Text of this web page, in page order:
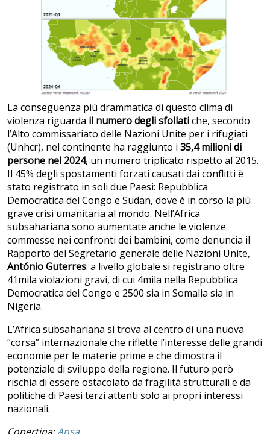
La conseguenza più drammatica di questo clima di
violenza riguarda il numero degli sfollatiche, secondo
l’Alto commissariato delle Nazioni Unite per i rifugiati
(Unhcr), nel continente ha raggiunto i 35,4 milioni di
persone nel 2024, un numero triplicato rispetto al 2015.
Il 45% degli spostamenti forzati causati dai conflitti è
stato registrato in soli due Paesi: Repubblica
Democratica del Congo e Sudan, dove è in corso la più
grave crisi umanitaria al mondo. Nell’Africa
subsahariana sono aumentate anche le violenze
commesse nei confronti dei bambini, come denuncia il
Rapporto del Segretario generale delle Nazioni Unite,
António Guterres: a livello globale si registrano oltre
41mila violazioni gravi, di cui 4mila nella Repubblica
Democratica del Congo e 2500 sia in Somalia sia in
Nigeria.
L’Africa subsahariana si trova al centro di una nuova
“corsa” internazionale che riflette l’interesse delle grandi
economie per le materie prime e che dimostra il
potenziale di sviluppo della regione. Il futuro però
rischia di essere ostacolato da fragilità strutturali e da
politiche di Paesi terzi attenti solo ai propri interessi
nazionali.